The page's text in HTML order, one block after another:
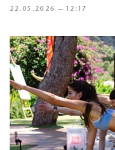
22.05.2026 — 12:17